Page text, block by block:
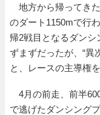
地方から帰ってきた
のダート1150mで行
帰2戦目となるダンシ
ずまずだったが、“異
と、レースの主導権
4月の前走、前半
で逃げたダンシング